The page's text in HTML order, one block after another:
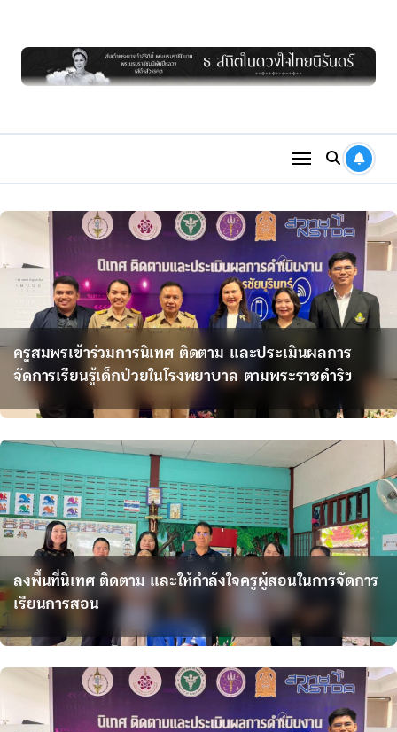
content
ครูสมพรเข้าร่วมการนิเทศ ติดตาม และประเมินผลการ
จัดการเรียนรู้เด็กป่วยในโรงพยาบาล ตามพระราชดำริฯ
ลงพื้นที่นิเทศ ติดตาม และให้กำลังใจครูผู้สอนในการจัดการ
เรียนการสอน